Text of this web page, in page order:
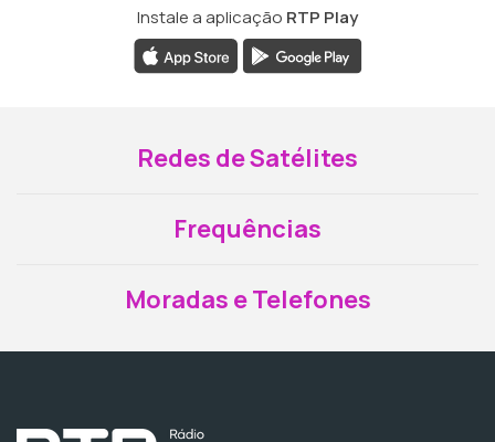
Instale a aplicação RTP Play
Redes de Satélites
Frequências
Moradas e Telefones